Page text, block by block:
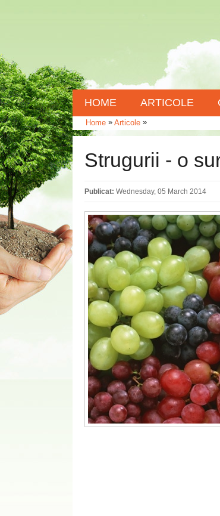
HOME ARTICOLE
Home » Articole »
Strugurii - o
Publicat: Wednesday, 05 March 2014